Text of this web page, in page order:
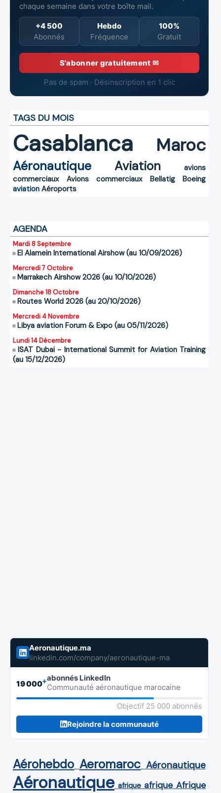
chaque semaine dans votre boîte mail.
+4 500
Abonnés
Hebdo
Fréquence
100%
Gratuit
S'abonner gratuitement ✉
Pas de spam · Désinscription en 1 clic
TAGS DU MOIS
Casablanca Maroc
Aéronautique Aviation
avions
commerciaux
Avions commerciaux Bellatig
Boeing
aviation Aéroports
AGENDA
Mardi 8 Septembre
El Alamein International Airshow (au 10/09/2026)
Mercredi 7 Octobre
Marrakech Airshow 2026 (au 10/10/2026)
Dimanche 18 Octobre
Routes World 2026 (au 20/10/2026)
Mercredi 4 Novembre
Libya aviation Forum & Expo (au 05/11/2026)
Lundi 14 Décembre
ISAT Dubai - International Summit for Aviation Training
(au 15/12/2026)
Aeronautique.ma
linkedin.com/company/aeronautique-ma
19 000+abonnés LinkedIn
Communauté aéronautique marocaine
Objectif 25 000 abonnés
Rejoindre la communauté
Aérohebdo Aeromaroc Aéronautique
Aéronautique afrique afrique Afrique